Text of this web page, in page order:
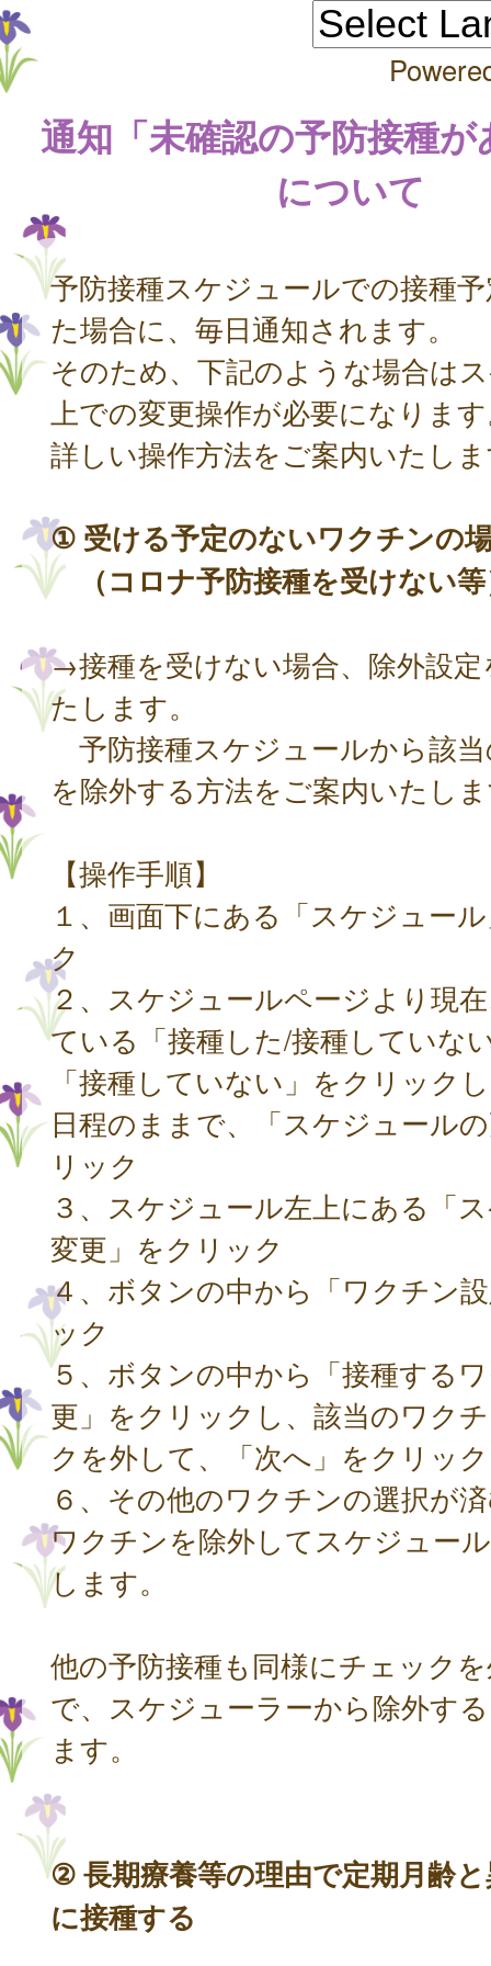
通知「未確認の予防接種
について
予防接種スケジュールでの接種
た場合に、毎日通知されます。
そのため、下記のような場合は
上での変更操作が必要になりま
詳しい操作方法をご案内いたし
① 受ける予定のないワクチンの
（コロナ予防接種を受けない等
→接種を受けない場合、除外設
たします。
予防接種スケジュールから該
を除外する方法をご案内いたし
【操作手順】
１、画面下にある「スケジュー
ク
２、スケジュールページより現
ている「接種した/接種していな
「接種していない」をクリック
日程のままで、「スケジュール
リック
３、スケジュール左上にある「
変更」をクリック
４、ボタンの中から「ワクチン
ック
５、ボタンの中から「接種する
更」をクリックし、該当のワク
クを外して、「次へ」をクリック
６、その他のワクチンの選択が
ワクチンを除外してスケジュー
します。
他の予防接種も同様にチェック
で、スケジューラーから除外す
ます。
② 長期療養等の理由で定期月齢
に接種する